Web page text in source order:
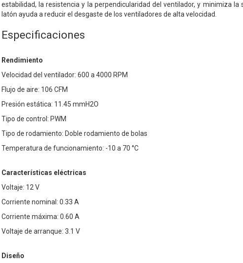
estabilidad, la resistencia y la perpendicularidad del ventilador, y minimiza
latón ayuda a reducir el desgaste de los ventiladores de alta velocidad.
Especificaciones
Rendimiento
Velocidad del ventilador: 600 a 4000 RPM
Flujo de aire: 106 CFM
Presión estática: 11.45 mmH2O
Tipo de control: PWM
Tipo de rodamiento: Doble rodamiento de bolas
Temperatura de funcionamiento: -10 a 70 °C
Características eléctricas
Voltaje: 12 V
Corriente nominal: 0.33 A
Corriente máxima: 0.60 A
Voltaje de arranque: 3.1 V
Diseño